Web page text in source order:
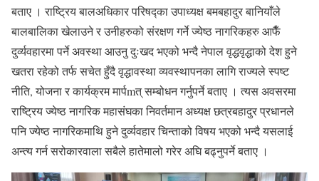
बताए । राष्ट्रिय बालअधिकार परिषद्का उपाध्यक्ष बमबहादुर बानियाँले
बालबालिका खेलाउने र उनीहरुको संरक्षण गर्ने ज्येष्ठ नागरिकहरु आफैँ
दुर्व्यवहारमा पर्ने अवस्था आउनु दुःखद भएको भन्दै नेपाल वृद्धवृद्धाको देश हुने
खतरा रहेको तर्फ सचेत हुँदै वृद्धावस्था व्यवस्थापनका लागि राज्यले स्पष्ट
नीति, योजना र कार्यक्रम मार्पmत् सम्बोधन गर्नुपर्ने बताए । त्यस अवसरमा
राष्ट्रिय ज्येष्ठ नागरिक महासंघका निवर्तमान अध्यक्ष छत्रबहादुर प्रधानले
पनि ज्येष्ठ नागरिकमाथि हुने दुर्व्यवहार चिन्ताको विषय भएको भन्दै यसलाई
अन्त्य गर्न सरोकारवाला सबैले हातेमालो गरेर अघि बढ्नुपर्ने बताए ।